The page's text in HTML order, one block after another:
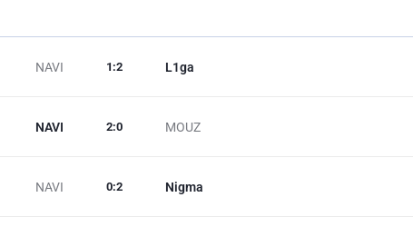
NAVI L1ga
1 :2
NAVI MOUZ
2:0
NAVI Nigma
0:2